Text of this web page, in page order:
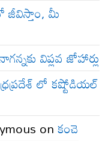
మీ
విప్లవ జోహార్లు
లో కష్టోడియల్
onకంచె